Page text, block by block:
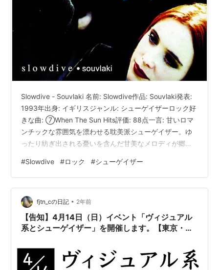
Slowdive - Souvlaki 名前: Slowdive作品: Souvlaki発表:
1993年出身: イギリスジャンル: シューゲイザーロック好
きな曲: ⑦When The Sun Hits評価: 88点一言: 甘いロマ
ンチックな雰囲気を漂わせる耽美派シューゲイザー。ゆ
ったり紡ぎ出される憂いを含んだ甘美なメロディが郷愁
ルアルバム紹介するマン (@OsusuMetalMan) 2024年5月
12日 ランキング参加中HM/HRランキング参加中メタル
#Slowdive #ロック #シューゲイザー
fjtn_cの日記 • 2年前
【告知】4月14日（日）イベント「ヴィジュアル
系とシューゲイザー」を開催します。【東京・新